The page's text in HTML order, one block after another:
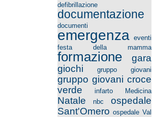
defibrillazione
documentazione
documenti
emergenza eventi
festa della mamma
formazione
gara
giochi
gruppo giovani
gruppo giovani croce
verde
infarto Medicina
Natale nbc
ospedale
Sant'Omero ospedale Val